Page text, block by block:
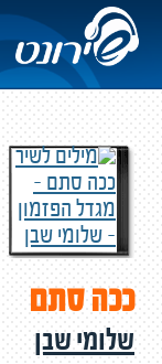
ככה סתם
שלומי שבן